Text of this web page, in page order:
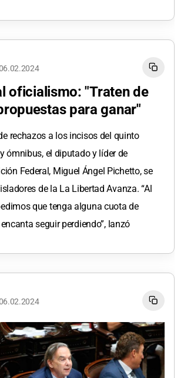
oficialismo: "Traten de
para ganar"
rechazos a los incisos del quinto
ómnibus, el diputado y líder de
Federal, Miguel Ángel Pichetto, se
de la La Libertad Avanza. “Al
que tenga alguna cuota de
seguir perdiendo”, lanzó